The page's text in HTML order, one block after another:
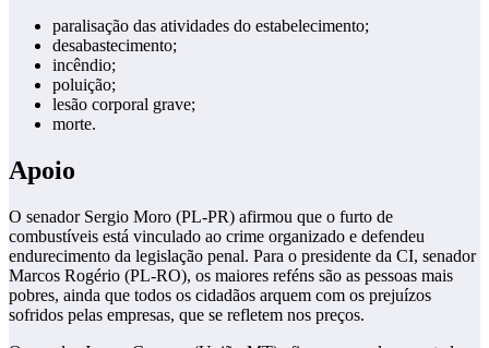
paralisação das atividades do estabelecimento;
desabastecimento;
incêndio;
poluição;
lesão corporal grave;
morte.
Apoio
O senador Sergio Moro (PL-PR) afirmou que o furto de
combustíveis está vinculado ao crime organizado e defendeu
endurecimento da legislação penal. Para o presidente da CI, senador
Marcos Rogério (PL-RO), os maiores reféns são as pessoas mais
pobres, ainda que todos os cidadãos arquem com os prejuízos
sofridos pelas empresas, que se refletem nos preços.